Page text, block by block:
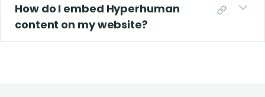
How do I embed Hyperhuman
content on my website?